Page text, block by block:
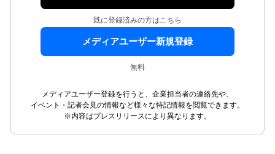
既に登録済みの方はこちら
メディアユーザー新規登録
無料
メディアユーザー登録を行うと、企業担当者の連絡先や、
イベント・記者会見の情報など様々な特記情報を閲覧できます。
※内容はプレスリリースにより異なります。